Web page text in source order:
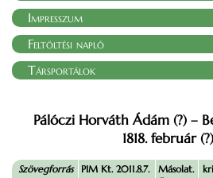
Impresszum
Feltöltési napló
Társportálok
Pálóczi Horváth Ádám (?) –
1818. február
Szövegforrás PIM Kt. 2011.8.7.
Másolat.